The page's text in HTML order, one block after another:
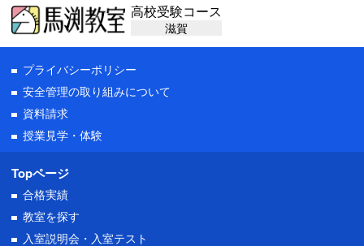
高校受験コース
滋賀
プライバシーポリシー
安全管理の取り組みについて
資料請求
授業見学・体験
Topページ
合格実績
教室を探す
入室説明会・ 入室テスト